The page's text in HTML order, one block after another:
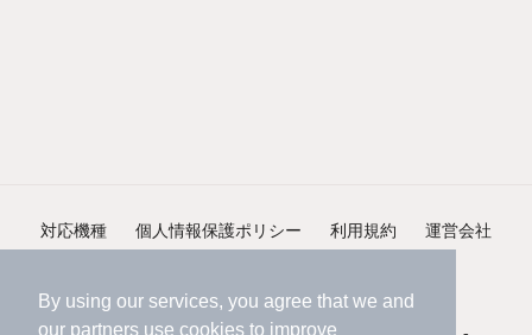
By using our services, you agree that we and
our partners use cookies to improve
対応機種 個人情報保護ポリシー 利用規約 運営会社